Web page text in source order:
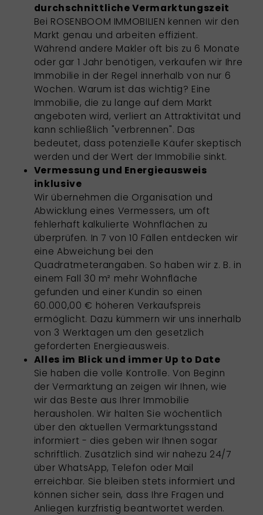
durchschnittliche Vermarktungszeit
Bei ROSENBOOM IMMOBILIEN kennen wir den
Markt genau und arbeiten effizient.
Während andere Makler oft bis zu 6 Monate
oder gar 1 Jahr benötigen, verkaufen wir Ihre
Immobilie in der Regel innerhalb von nur 6
Wochen. Warum ist das wichtig? Eine
Immobilie, die zu lange auf dem Markt
angeboten wird, verliert an Attraktivität und
kann schließlich "verbrennen". Das
bedeutet, dass potenzielle Käufer skeptisch
werden und der Wert der Immobilie sinkt.
Vermessung und Energieausweis
inklusive
Wir übernehmen die Organisation und
Abwicklung eines Vermessers, um oft
fehlerhaft kalkulierte Wohnflächen zu
überprüfen. In 7 von 10 Fällen entdecken wir
eine Abweichung bei den
Quadratmeterangaben. So haben wir z. B. in
einem Fall 30 m² mehr Wohnfläche
gefunden und einer Kundin so einen
60.000,00 € höheren Verkaufspreis
ermöglicht. Dazu kümmern wir uns innerhalb
von 3 Werktagen um den gesetzlich
geforderten Energieausweis.
Alles im Blick und immer Up to Date
Sie haben die volle Kontrolle. Von Beginn
der Vermarktung an zeigen wir Ihnen, wie
wir das Beste aus Ihrer Immobilie
herausholen. Wir halten Sie wöchentlich
über den aktuellen Vermarktungsstand
informiert - dies geben wir Ihnen sogar
schriftlich. Zusätzlich sind wir nahezu 24/7
über WhatsApp, Telefon oder Mail
erreichbar. Sie bleiben stets informiert und
können sicher sein, dass Ihre Fragen und
Anliegen kurzfristig beantwortet werden.